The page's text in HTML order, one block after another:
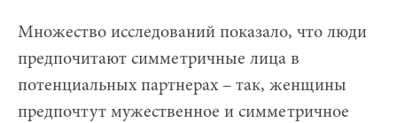
Множество исследований показало, что люди
предпочитают симметричные лица в
потенциальных партнерах – так, женщины
предпочтут мужественное и симметричное